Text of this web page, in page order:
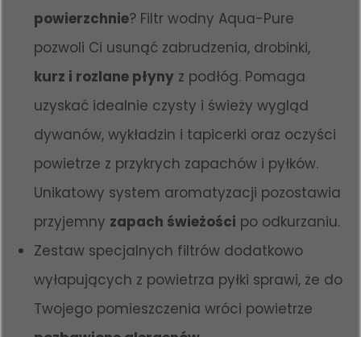
powierzchnie? Filtr wodny Aqua-Pure
pozwoli Ci usunąć zabrudzenia, drobinki,
kurz i rozlane płyny z podłóg. Pomaga
uzyskać idealnie czysty i świeży wygląd
dywanów, wykładzin i tapicerki oraz oczyści
powietrze z przykrych zapachów i pyłków.
Unikatowy system aromatyzacji pozostawia
przyjemny zapach świeżości po odkurzaniu.
Zestaw specjalnych filtrów dodatkowo
wyłapujących z powietrza pyłki sprawi, że do
Twojego pomieszczenia wróci powietrze